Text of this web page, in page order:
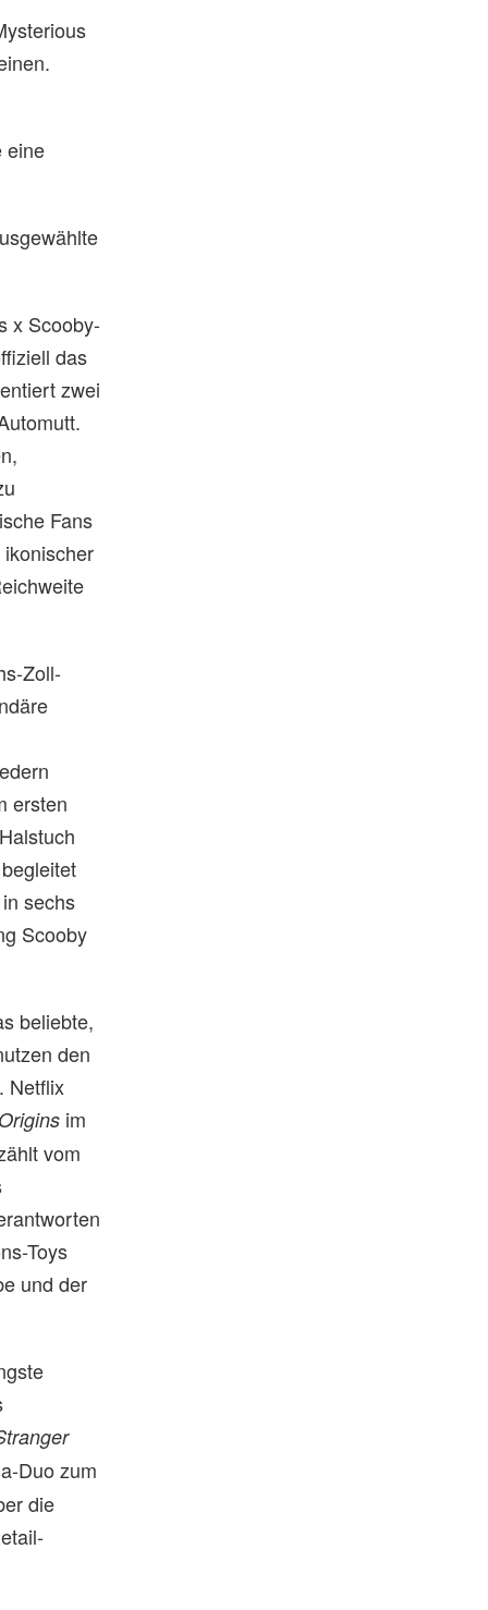
eine
x Scooby-
das
zwei
Fans
Zoll-
ersten
sechs
Scooby
beliebte,
den
Netflix
im
vom
Toys
und der
Duo zum
die